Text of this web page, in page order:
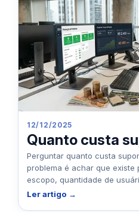
12/12/2025
Quanto custa
Perguntar quanto custa
problema é achar que existe
escopo, quantidade de
Ler artigo →